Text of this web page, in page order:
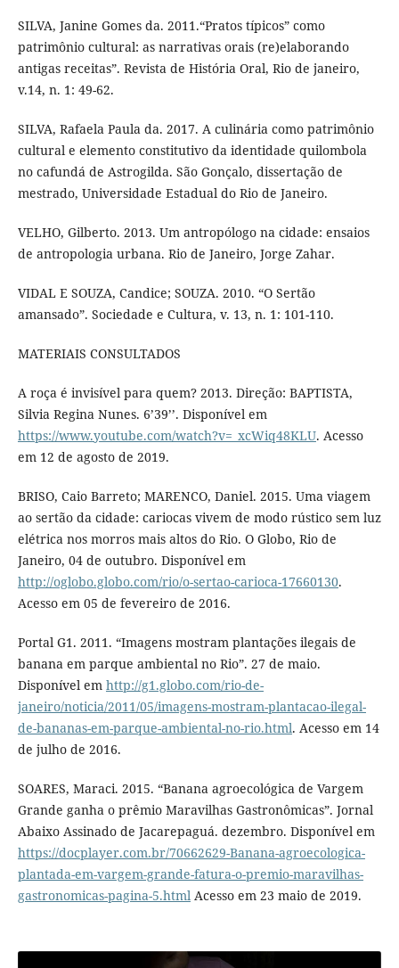
SILVA, Janine Gomes da. 2011.“Pratos típicos” como
patrimônio cultural: as narrativas orais (re)elaborando
antigas receitas”. Revista de História Oral, Rio de janeiro,
v.14, n. 1: 49-62.
SILVA, Rafaela Paula da. 2017. A culinária como patrimônio
cultural e elemento constitutivo da identidade quilombola
no cafundá de Astrogilda. São Gonçalo, dissertação de
mestrado, Universidade Estadual do Rio de Janeiro.
VELHO, Gilberto. 2013. Um antropólogo na cidade: ensaios
de antropologia urbana. Rio de Janeiro, Jorge Zahar.
VIDAL E SOUZA, Candice; SOUZA. 2010. “O Sertão
amansado”. Sociedade e Cultura, v. 13, n. 1: 101-110.
MATERIAIS CONSULTADOS
A roça é invisível para quem? 2013. Direção: BAPTISTA,
Silvia Regina Nunes. 6’39’’. Disponível em
https://www.youtube.com/watch?v=_xcWiq48KLU. Acesso
em 12 de agosto de 2019.
BRISO, Caio Barreto; MARENCO, Daniel. 2015. Uma viagem
ao sertão da cidade: cariocas vivem de modo rústico sem luz
elétrica nos morros mais altos do Rio. O Globo, Rio de
Janeiro, 04 de outubro. Disponível em
http://oglobo.globo.com/rio/o-sertao-carioca-17660130.
Acesso em 05 de fevereiro de 2016.
Portal G1. 2011. “Imagens mostram plantações ilegais de
banana em parque ambiental no Rio”. 27 de maio.
Disponível em http://g1.globo.com/rio-de-
janeiro/noticia/2011/05/imagens-mostram-plantacao-ilegal-
de-bananas-em-parque-ambiental-no-rio.html. Acesso em 14
de julho de 2016.
SOARES, Maraci. 2015. “Banana agroecológica de Vargem
Grande ganha o prêmio Maravilhas Gastronômicas”. Jornal
Abaixo Assinado de Jacarepaguá. dezembro. Disponível em
https://docplayer.com.br/70662629-Banana-agroecologica-
plantada-em-vargem-grande-fatura-o-premio-maravilhas-
gastronomicas-pagina-5.htmlAcesso em 23 maio de 2019.